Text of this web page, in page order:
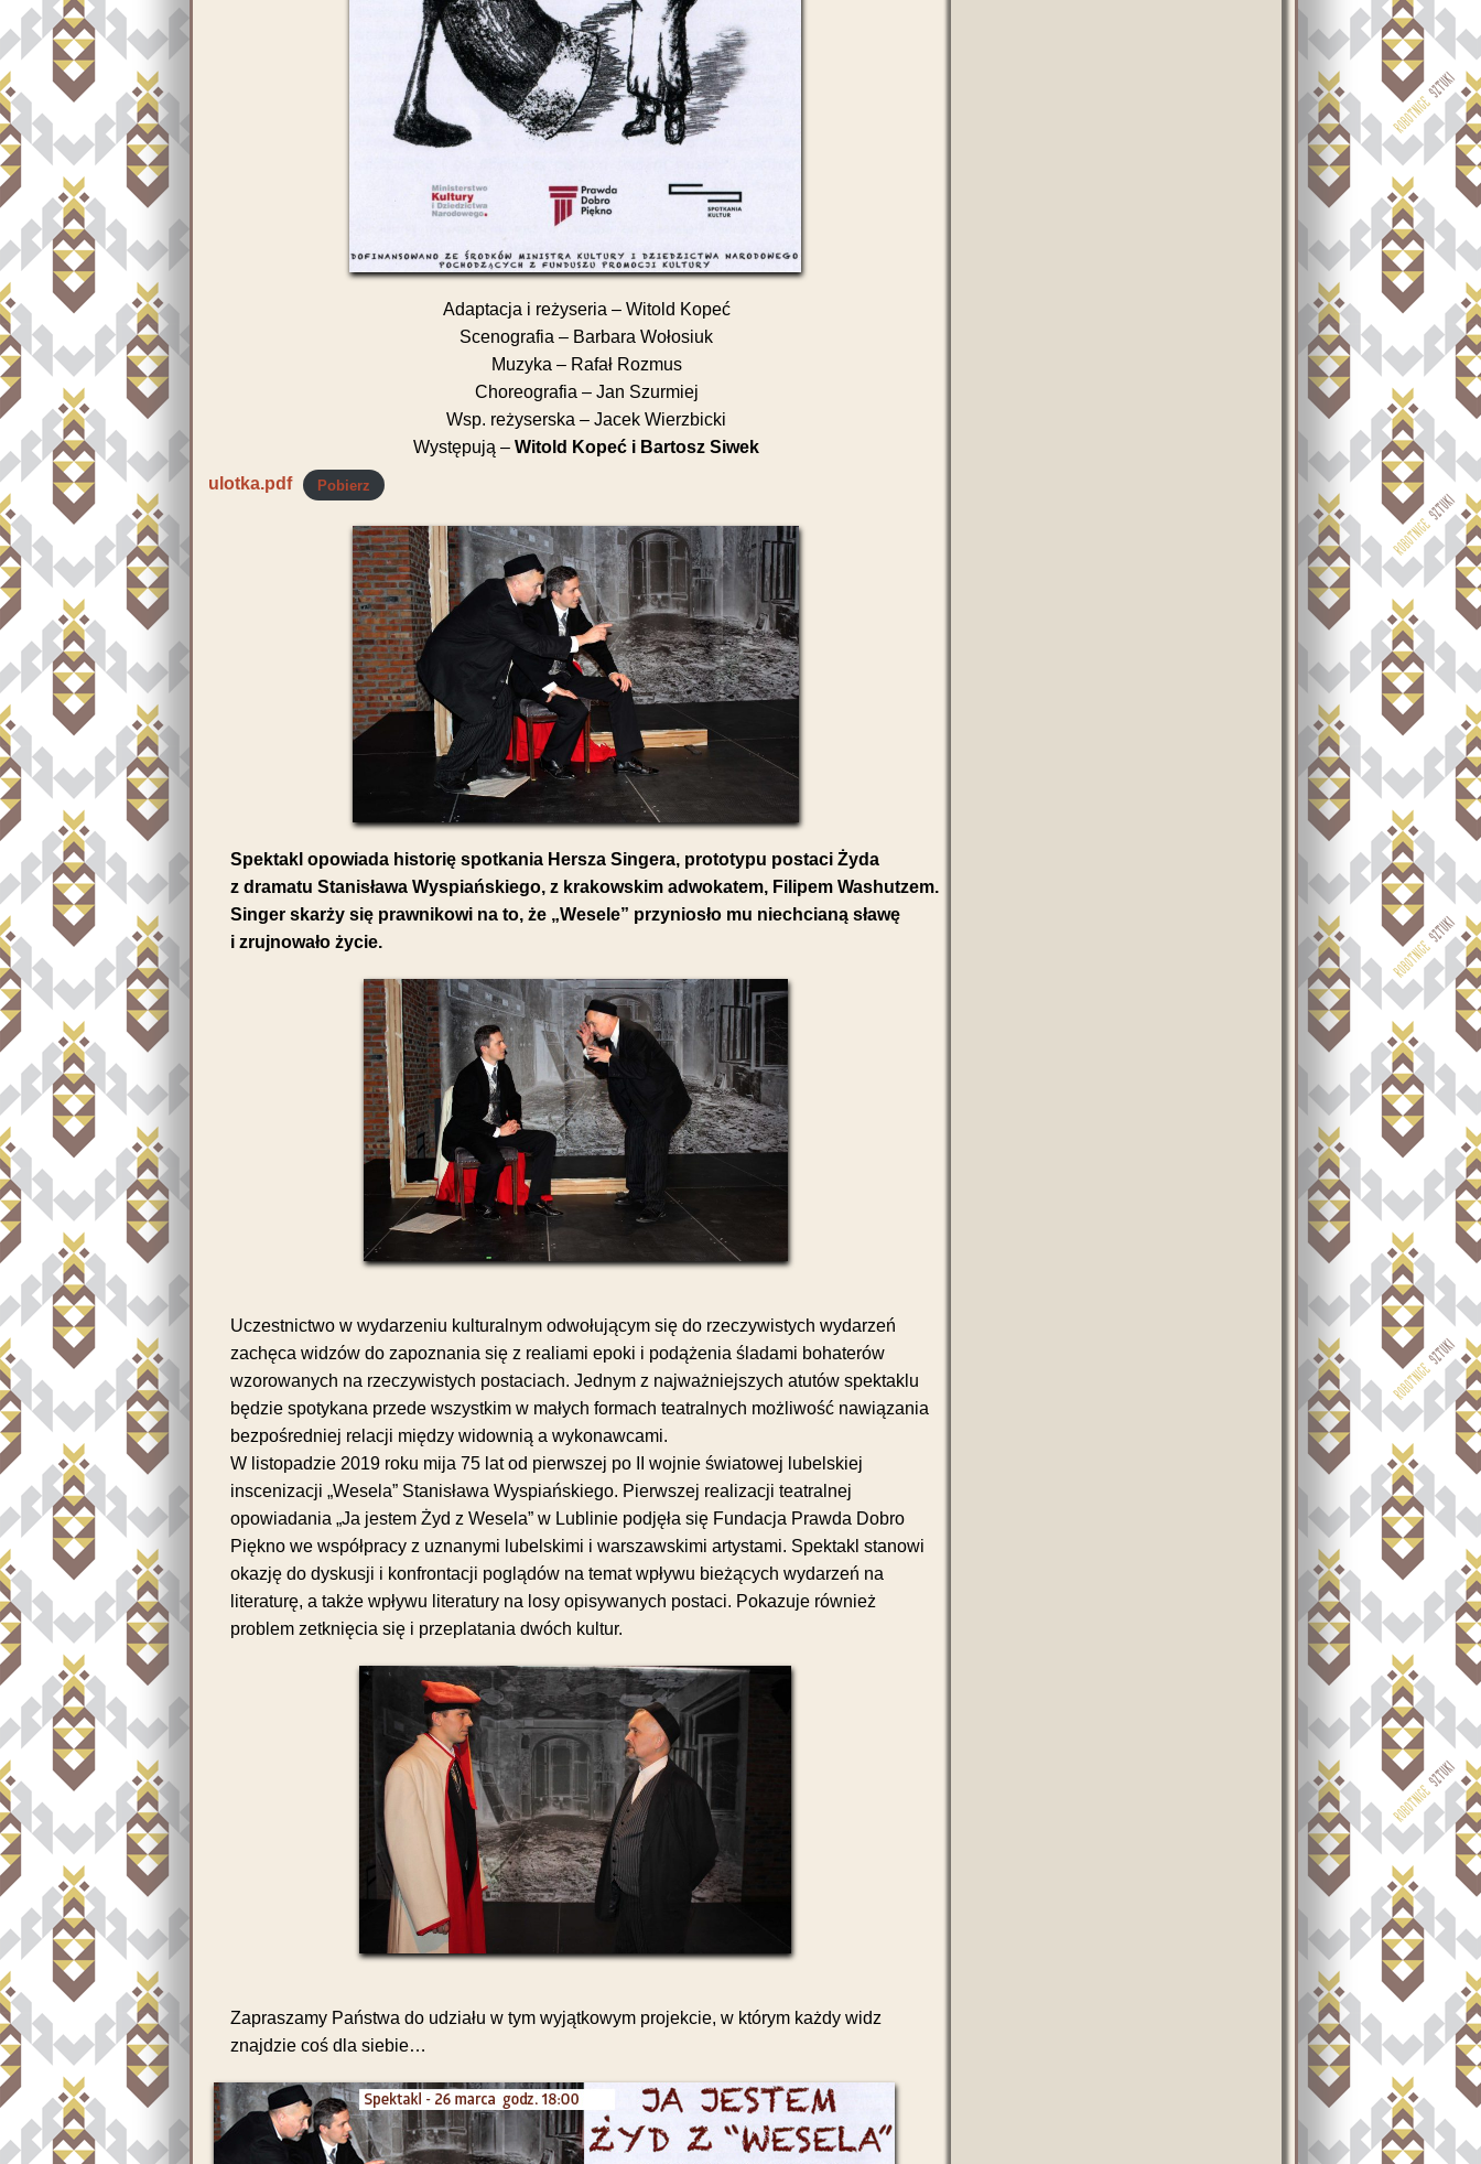
Adaptacja i reżyseria – Witold Kopeć
Scenografia – Barbara Wołosiuk
Muzyka – Rafał Rozmus
Choreografia – Jan Szurmiej
Wsp. reżyserska – Jacek Wierzbicki
Występują – Witold Kopeć i Bartosz Siwek
ulotka.pdf
Pobierz
Spektakl opowiada historię spotkania Hersza Singera, prototypu postaci Żyda
z dramatu Stanisława Wyspiańskiego, z krakowskim adwokatem, Filipem Washutzem.
Singer skarży się prawnikowi na to, że „Wesele” przyniosło mu niechcianą sławę
i zrujnowało życie.
Uczestnictwo w wydarzeniu kulturalnym odwołującym się do rzeczywistych wydarzeń
zachęca widzów do zapoznania się z realiami epoki i podążenia śladami bohaterów
wzorowanych na rzeczywistych postaciach. Jednym z najważniejszych atutów spektaklu
będzie spotykana przede wszystkim w małych formach teatralnych możliwość nawiązania
bezpośredniej relacji między widownią a wykonawcami.
W listopadzie 2019 roku mija 75 lat od pierwszej po II wojnie światowej lubelskiej
inscenizacji „Wesela” Stanisława Wyspiańskiego. Pierwszej realizacji teatralnej
opowiadania „Ja jestem Żyd z Wesela” w Lublinie podjęła się Fundacja Prawda Dobro
Piękno we współpracy z uznanymi lubelskimi i warszawskimi artystami. Spektakl stanowi
okazję do dyskusji i konfrontacji poglądów na temat wpływu bieżących wydarzeń na
literaturę, a także wpływu literatury na losy opisywanych postaci. Pokazuje również
problem zetknięcia się i przeplatania dwóch kultur.
Zapraszamy Państwa do udziału w tym wyjątkowym projekcie, w którym każdy widz
znajdzie coś dla siebie…